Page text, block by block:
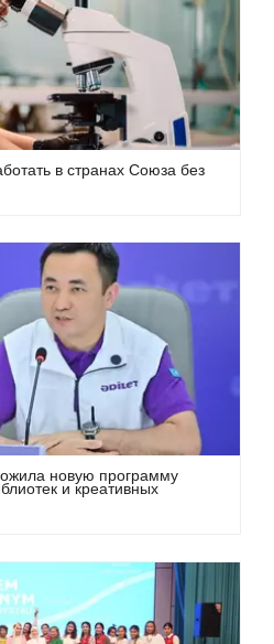
в странах Союза без
новую программу
и креативных